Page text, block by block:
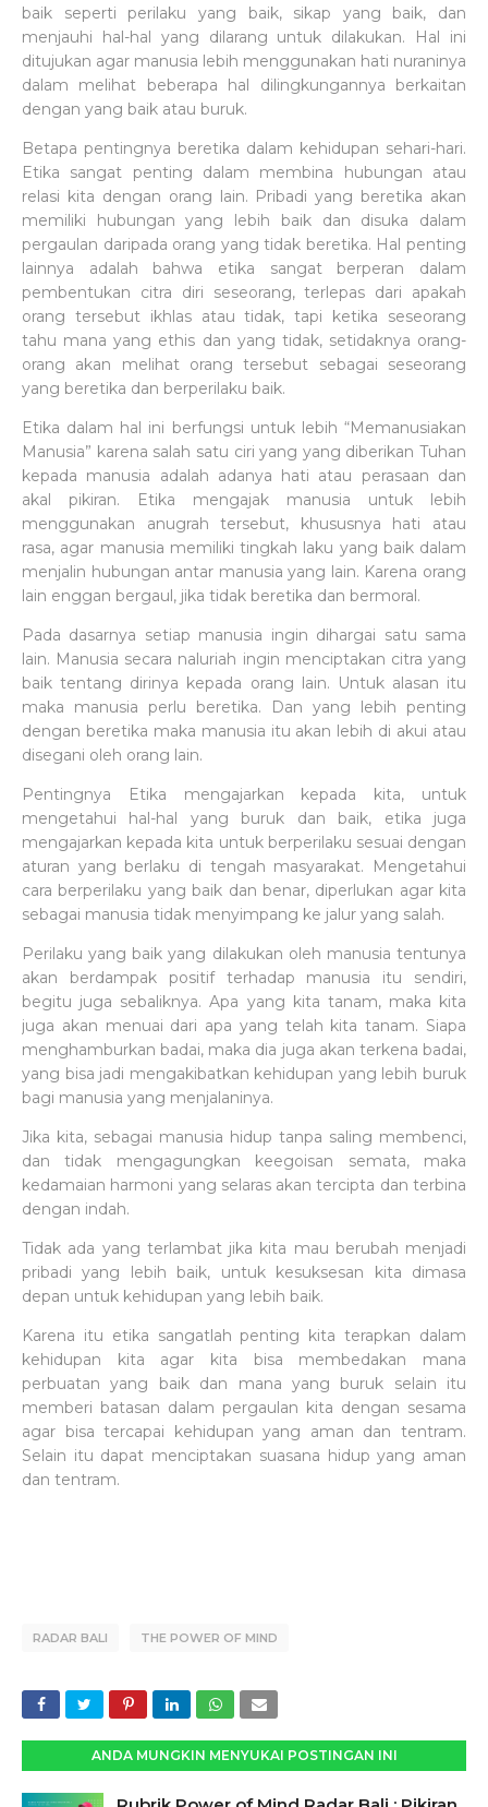
baik seperti perilaku yang baik, sikap yang baik, dan
menjauhi hal-hal yang dilarang untuk dilakukan. Hal ini
ditujukan agar manusia lebih menggunakan hati nuraninya
dalam melihat beberapa hal dilingkungannya berkaitan
dengan yang baik atau buruk.
Betapa pentingnya beretika dalam kehidupan sehari-hari.
Etika sangat penting dalam membina hubungan atau
relasi kita dengan orang lain. Pribadi yang beretika akan
memiliki hubungan yang lebih baik dan disuka dalam
pergaulan daripada orang yang tidak beretika. Hal penting
lainnya adalah bahwa etika sangat berperan dalam
pembentukan citra diri seseorang, terlepas dari apakah
orang tersebut ikhlas atau tidak, tapi ketika seseorang
tahu mana yang ethis dan yang tidak, setidaknya orang-
orang akan melihat orang tersebut sebagai seseorang
yang beretika dan berperilaku baik.
Etika dalam hal ini berfungsi untuk lebih “Memanusiakan
Manusia” karena salah satu ciri yang yang diberikan Tuhan
kepada manusia adalah adanya hati atau perasaan dan
akal pikiran. Etika mengajak manusia untuk lebih
menggunakan anugrah tersebut, khususnya hati atau
rasa, agar manusia memiliki tingkah laku yang baik dalam
menjalin hubungan antar manusia yang lain. Karena orang
lain enggan bergaul, jika tidak beretika dan bermoral.
Pada dasarnya setiap manusia ingin dihargai satu sama
lain. Manusia secara naluriah ingin menciptakan citra yang
baik tentang dirinya kepada orang lain. Untuk alasan itu
maka manusia perlu beretika. Dan yang lebih penting
dengan beretika maka manusia itu akan lebih di akui atau
disegani oleh orang lain.
Pentingnya Etika mengajarkan kepada kita, untuk
mengetahui hal-hal yang buruk dan baik, etika juga
mengajarkan kepada kita untuk berperilaku sesuai dengan
aturan yang berlaku di tengah masyarakat. Mengetahui
cara berperilaku yang baik dan benar, diperlukan agar kita
sebagai manusia tidak menyimpang ke jalur yang salah.
Perilaku yang baik yang dilakukan oleh manusia tentunya
akan berdampak positif terhadap manusia itu sendiri,
begitu juga sebaliknya. Apa yang kita tanam, maka kita
juga akan menuai dari apa yang telah kita tanam. Siapa
menghamburkan badai, maka dia juga akan terkena badai,
yang bisa jadi mengakibatkan kehidupan yang lebih buruk
bagi manusia yang menjalaninya.
Jika kita, sebagai manusia hidup tanpa saling membenci,
dan tidak mengagungkan keegoisan semata, maka
kedamaian harmoni yang selaras akan tercipta dan terbina
dengan indah.
Tidak ada yang terlambat jika kita mau berubah menjadi
pribadi yang lebih baik, untuk kesuksesan kita dimasa
depan untuk kehidupan yang lebih baik.
Karena itu etika sangatlah penting kita terapkan dalam
kehidupan kita agar kita bisa membedakan mana
perbuatan yang baik dan mana yang buruk selain itu
memberi batasan dalam pergaulan kita dengan sesama
agar bisa tercapai kehidupan yang aman dan tentram.
Selain itu dapat menciptakan suasana hidup yang aman
dan tentram.
RADAR BALI THE POWER OF MIND
ANDA MUNGKIN MENYUKAI POSTINGAN INI